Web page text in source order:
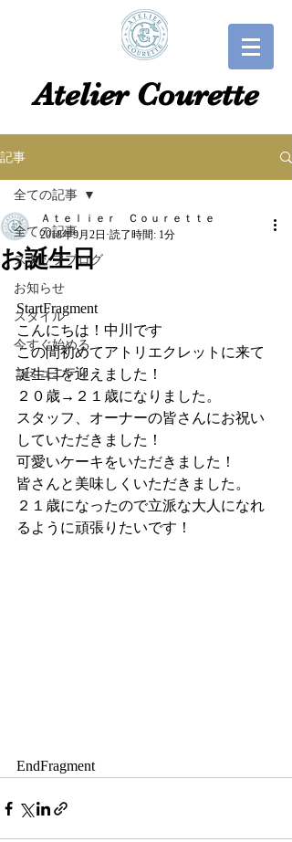
​​Atelier Courette​
記事
全ての記事
スタッフブログ
お知らせ
スタイル
今すぐ始める
コミュニティ
全ての記事
お誕生日
Ａｔｅｌｉｅｒ Ｃｏｕｒｅｔｔｅ
2018年9月2日 読了時間: 1分
StartFragment
こんにちは！中川です
この間初めてアトリエクレットに来て
誕生日を迎えました！
２０歳→２１歳になりました。
スタッフ、オーナーの皆さんにお祝い
していただきました！
可愛いケーキをいただきました！
皆さんと美味しくいただきました。
２１歳になったので立派な大人になれ
るように頑張りたいです！
EndFragment